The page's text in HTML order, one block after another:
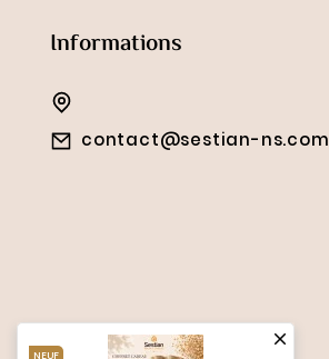

NEUF
Informations
contact@sestian-ns.com